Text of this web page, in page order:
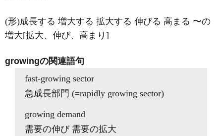
(形)成長する 増大する 拡大する 伸びる 高まる 〜の
増大[拡大、伸び、高まり]
growingの関連語句
fast-growing sector
急成長部門 (=rapidly growing sector)
growing demand
需要の伸び 需要の拡大